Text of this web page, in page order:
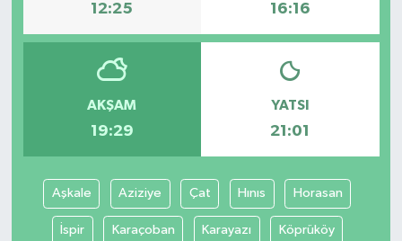
12:25 16:16
AKŞAM
19:29
YATSI
21:01
Aşkale Aziziye Çat Hınıs Horasan
İspir Karaçoban Karayazı Köprüköy